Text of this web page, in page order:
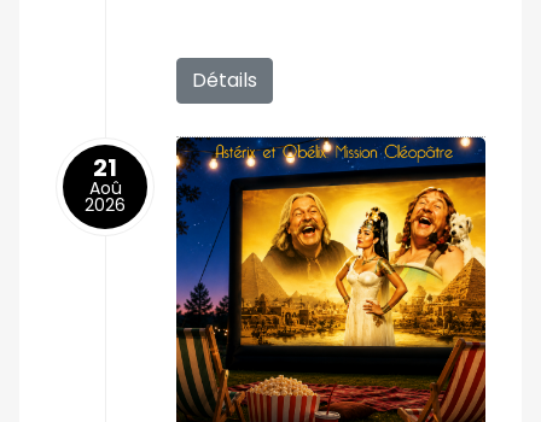
Détails
21
Aoû
2026